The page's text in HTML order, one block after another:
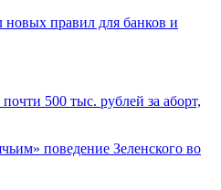
правил для банков и
500 тыс. рублей за аборт,
поведение Зеленского во